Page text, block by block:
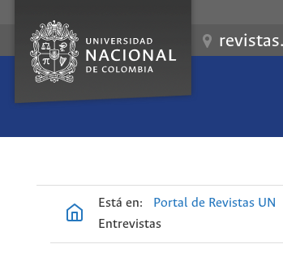
Está en: Portal de Revistas UN
Entrevistas